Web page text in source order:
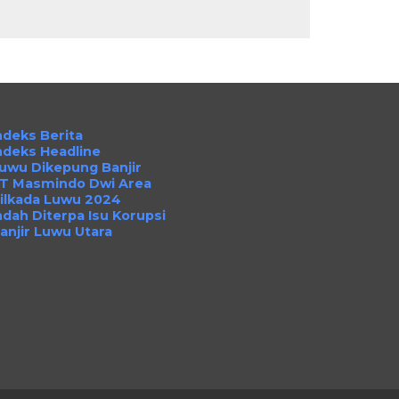
Berita
Headline
Dikepung Banjir
Masmindo Dwi Area
Luwu 2024
Diterpa Isu Korupsi
Luwu Utara